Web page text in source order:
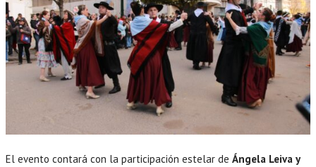
El evento contará con la participación estelar de Ángela Leiva y